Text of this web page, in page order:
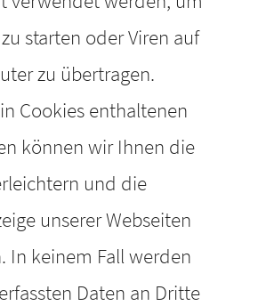
starten oder Viren auf
zu übertragen.
Cookies enthaltenen
können wir Ihnen die
und die
unserer Webseiten
In keinem Fall werden
Daten an Dritte